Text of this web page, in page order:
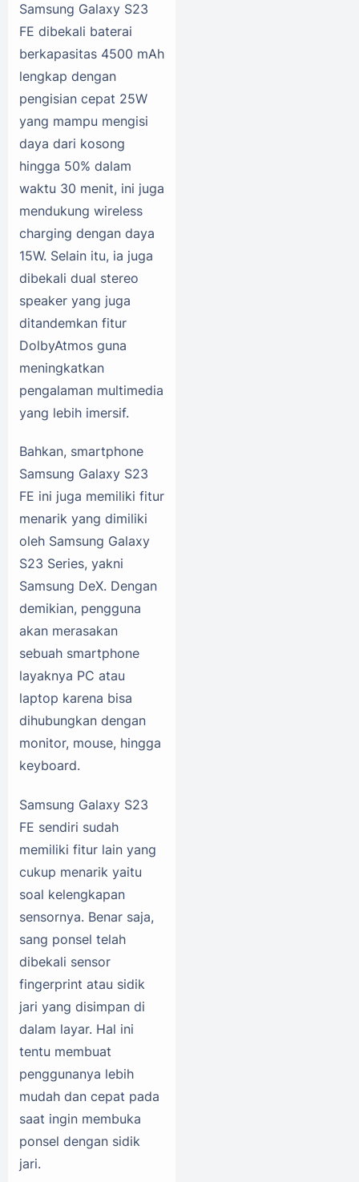
Samsung Galaxy S23
FE dibekali baterai
berkapasitas 4500 mAh
lengkap dengan
pengisian cepat 25W
yang mampu mengisi
daya dari kosong
hingga 50% dalam
waktu 30 menit, ini juga
mendukung wireless
charging dengan daya
15W. Selain itu, ia juga
dibekali dual stereo
speaker yang juga
ditandemkan fitur
DolbyAtmos guna
meningkatkan
pengalaman multimedia
yang lebih imersif.
Bahkan, smartphone
Samsung Galaxy S23
FE ini juga memiliki fitur
menarik yang dimiliki
oleh Samsung Galaxy
S23 Series, yakni
Samsung DeX. Dengan
demikian, pengguna
akan merasakan
sebuah smartphone
layaknya PC atau
laptop karena bisa
dihubungkan dengan
monitor, mouse, hingga
keyboard.
Samsung Galaxy S23
FE sendiri sudah
memiliki fitur lain yang
cukup menarik yaitu
soal kelengkapan
sensornya. Benar saja,
sang ponsel telah
dibekali sensor
fingerprint atau sidik
jari yang disimpan di
dalam layar. Hal ini
tentu membuat
penggunanya lebih
mudah dan cepat pada
saat ingin membuka
ponsel dengan sidik
jari.